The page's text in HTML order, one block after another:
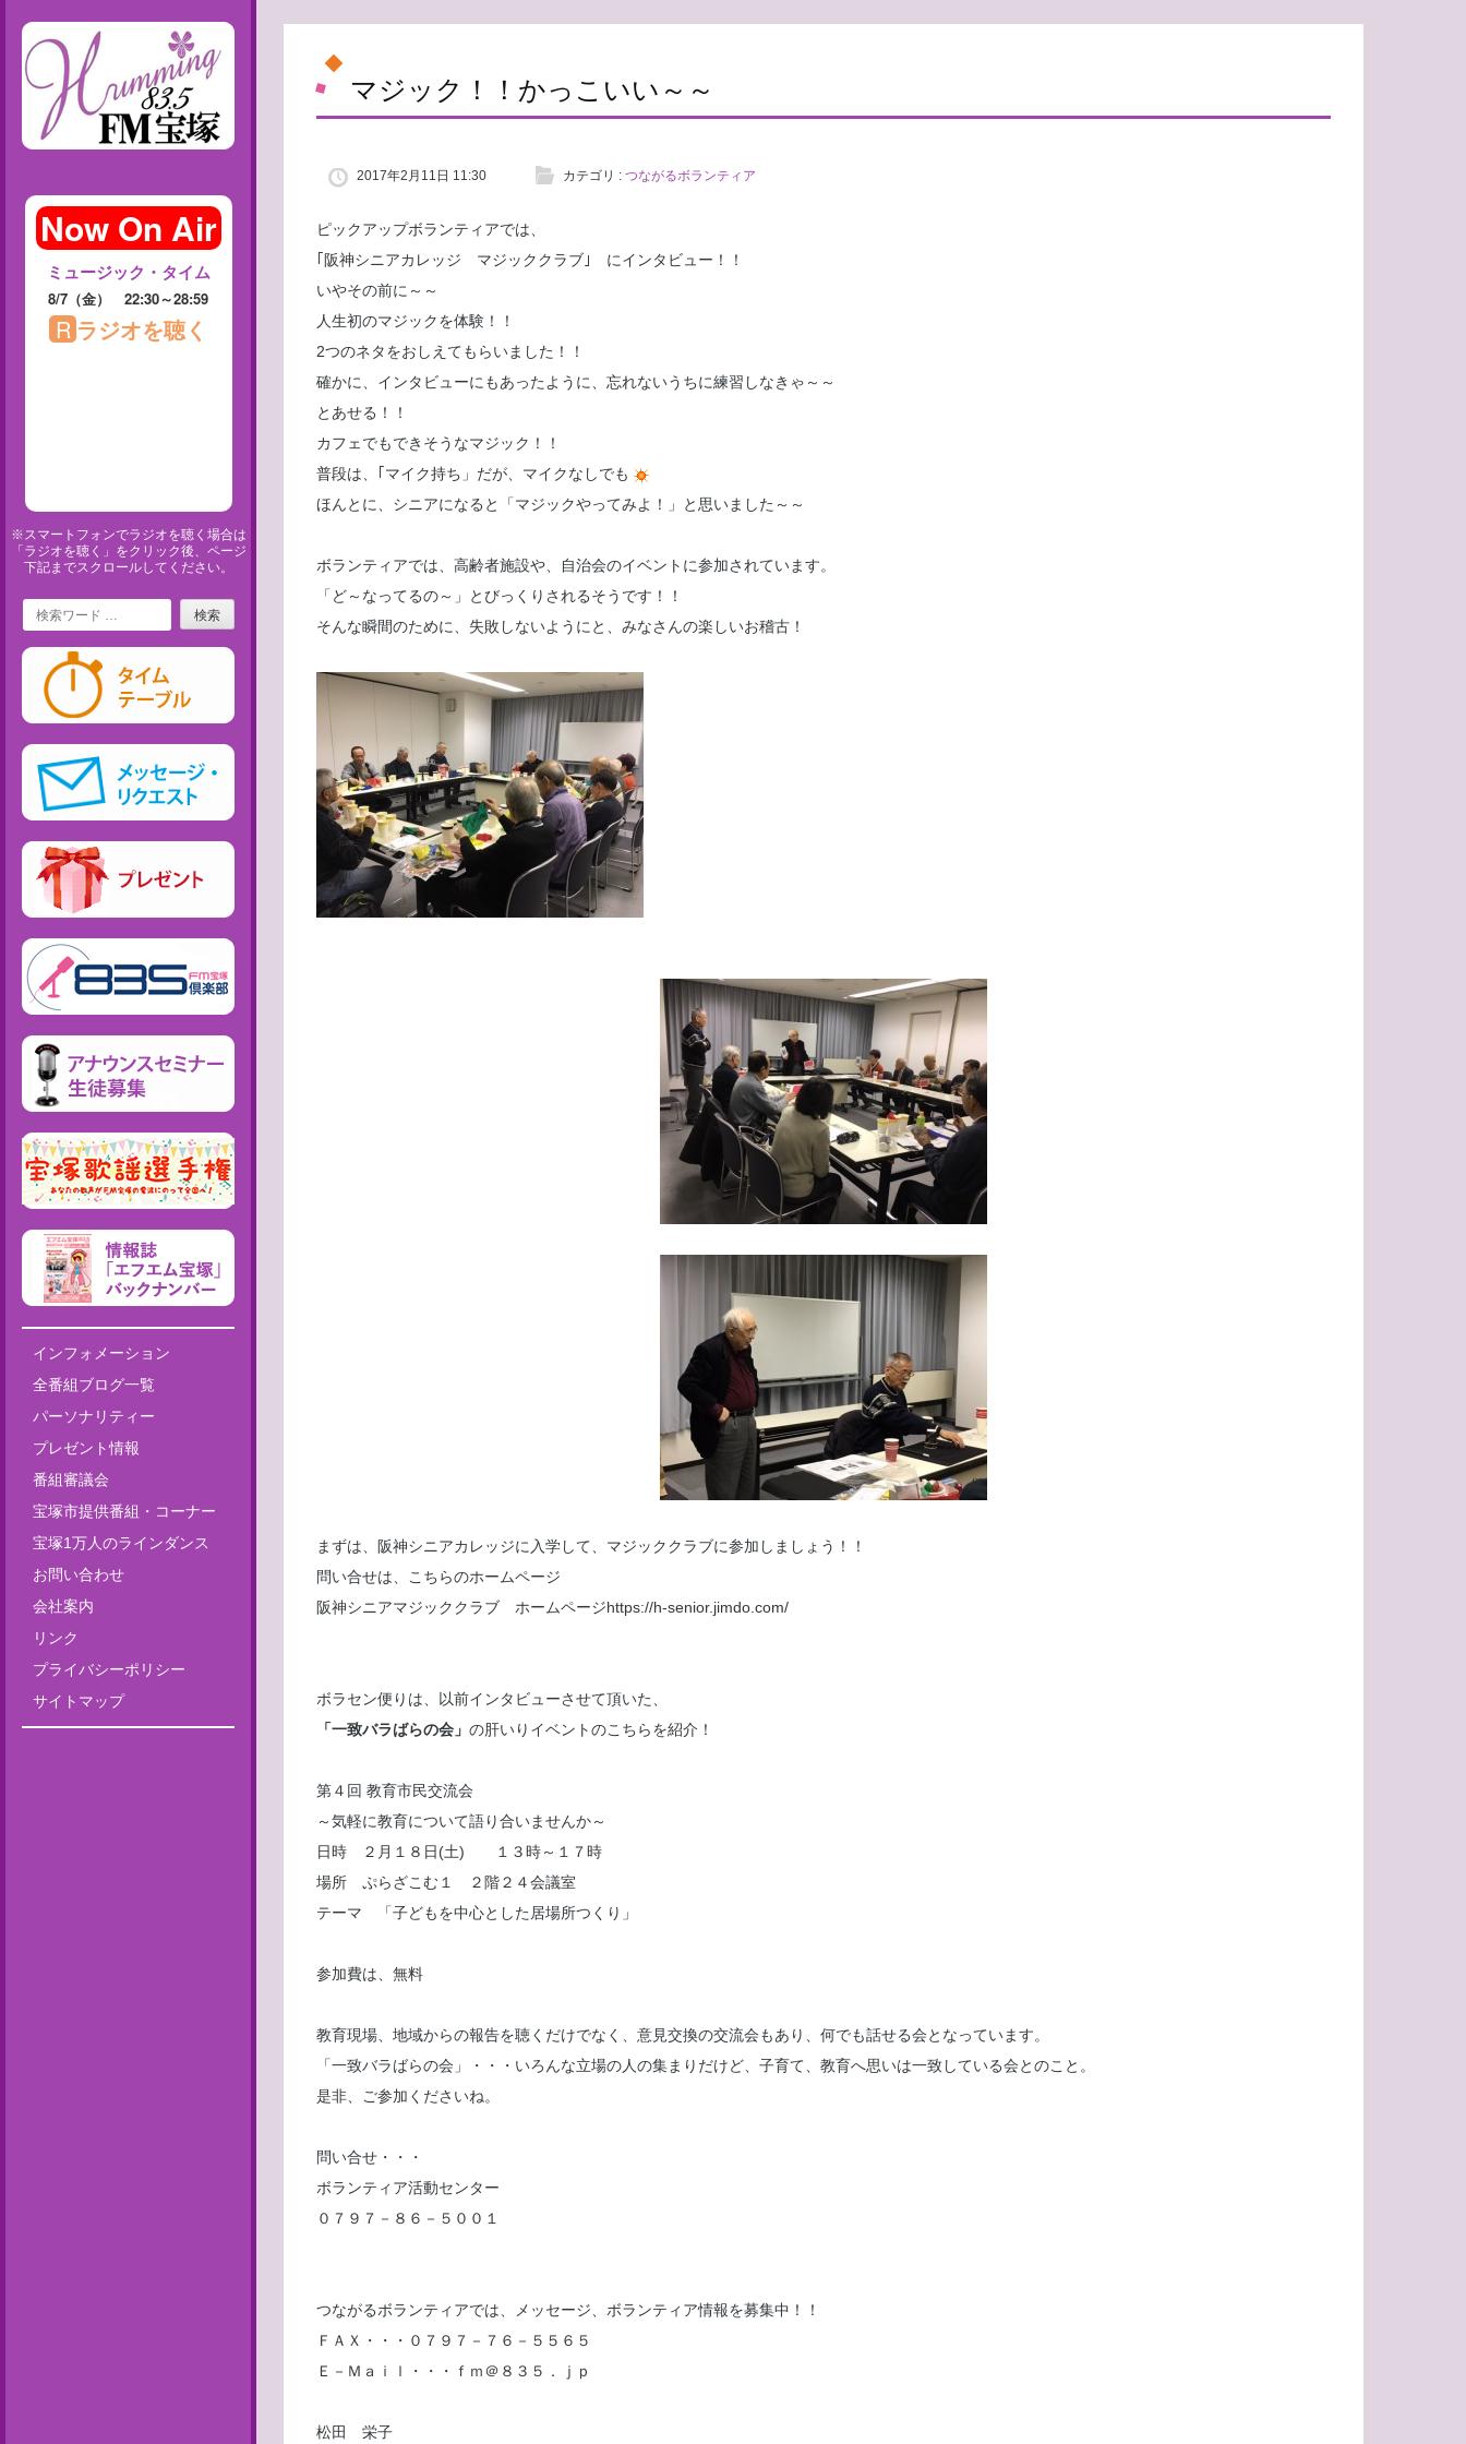
※スマートフォンでラジオを聴く場合は
「ラジオを聴く」をクリック後、ページ
下記までスクロールしてください。
Search
インフォメーション
全番組ブログ一覧
パーソナリティー
プレゼント情報
番組審議会
宝塚市提供番組・コーナー
宝塚1万人のラインダンス
お問い合わせ
会社案内
リンク
プライバシーポリシー
サイトマップ
マジック！！かっこいい～～
2017年2月11日 11:30 カテゴリ : つながるボランティア
ピックアップボランティアでは、
｢阪神シニアカレッジ マジッククラブ｣ にインタビュー！！
いやその前に～～
人生初のマジックを体験！！
2つのネタをおしえてもらいました！！
確かに、インタビューにもあったように、忘れないうちに練習しなきゃ～～
とあせる！！
カフェでもできそうなマジック！！
普段は、｢マイク持ち」だが、マイクなしでも
ほんとに、シニアになると「マジックやってみよ！」と思いました～～
ボランティアでは、高齢者施設や、自治会のイベントに参加されています。
「ど～なってるの～」とびっくりされるそうです！！
そんな瞬間のために、失敗しないようにと、みなさんの楽しいお稽古！
まずは、阪神シニアカレッジに入学して、マジッククラブに参加しましょう！！
問い合せは、こちらのホームページ
阪神シニアマジッククラブ ホームページhttps://h-senior.jimdo.com/
ボラセン便りは、以前インタビューさせて頂いた、
「一致バラばらの会」 の肝いりイベントのこちらを紹介！
第４回 教育市民交流会
～気軽に教育について語り合いませんか～
日時 ２月１８日(土) １３時～１７時
場所 ぷらざこむ１ ２階２４会議室
テーマ 「子どもを中心とした居場所つくり」
参加費は、無料
教育現場、地域からの報告を聴くだけでなく、意見交換の交流会もあり、何でも話せる会となっています。
「一致バラばらの会」・・・いろんな立場の人の集まりだけど、子育て、教育へ思いは一致している会とのこと。
是非、ご参加くださいね。
問い合せ・・・
ボランティア活動センター
０７９７－８６－５００１
つながるボランティアでは、メッセージ、ボランティア情報を募集中！！
ＦＡＸ・・・０７９７－７６－５５６５
Ｅ－Ｍａｉｌ・・・ｆｍ＠８３５．ｊｐ
松田 栄子